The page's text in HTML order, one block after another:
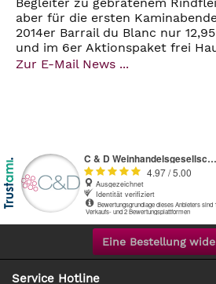
Begleiter zu gebratenem
aber für die ersten
2014er Barrail du Blanc nur
und im 6er Aktionspaket frei
Zur E-Mail News ...
Eine Bestellung
Service Hotline